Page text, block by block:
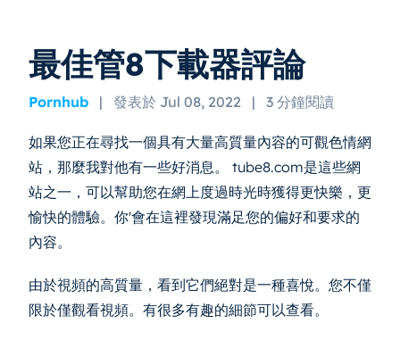
最佳管8下載器評論
Pornhub | 發表於 Jul 08, 2022 | 3 分鐘閱讀
如果您正在尋找一個具有大量高質量內容的可觀色情網
站，那麼我對他有一些好消息。 tube8.com是這些網
站之一，可以幫助您在網上度過時光時獲得更快樂，更
愉快的體驗。你'會在這裡發現滿足您的偏好和要求的
內容。
由於視頻的高質量，看到它們絕對是一種喜悅。您不僅
限於僅觀看視頻。有很多有趣的細節可以查看。